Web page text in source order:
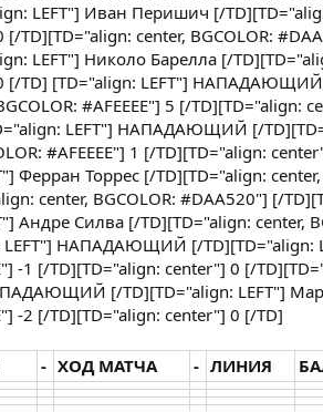
LEFT"] Иван Перишич [/
TD][TD="align: center, BGCOLOR:
LEFT"] Николо Барелла [/
[/TD] [TD="align: LEFT"] НАПАДАЮЩИЙ
#AFEEEE"] 5 [/TD][TD="align:
LEFT"] НАПАДАЮЩИЙ [/
#AFEEEE"] 1 [/TD][TD="align:
Торрес [/TD][TD="align: center,
center, BGCOLOR: #DAA520"] [/
Силва [/TD][TD="align: center,
LEFT"] НАПАДАЮЩИЙ [/TD][TD="align:
-1 [/TD][TD="align: center"] 0 [/
[/TD][TD="align: LEFT"]
-2 [/TD][TD="align: center"] 0 [/TD]
- ХОД МАТЧА - ЛИНИЯ